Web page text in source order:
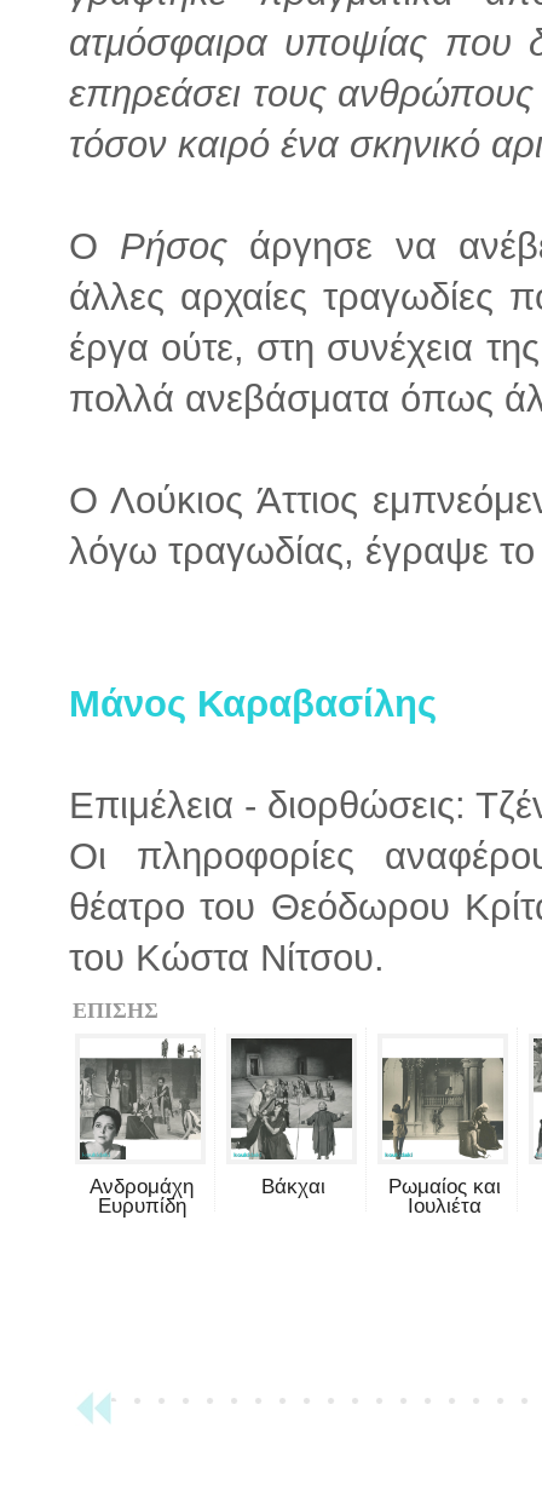
ατμόσφαιρα υποψίας που
επηρεάσει τους
τόσον καιρό ένα σκηνικό
Ο Ρήσος άργησε να
άλλες αρχαίες τραγωδίες
έργα ούτε, στη συνέχεια
πολλά ανεβάσματα όπως
Ο Λούκιος Άττιος
λόγω τραγωδίας, έγραψε
Μάνος Καραβασίλης
Επιμέλεια - διορθώσεις:
Οι πληροφορίες
θέατρο του Θεόδωρου
του Κώστα Νίτσου.
ΕΠΙΣΗΣ
Ανδρομάχη
Ευρυπίδη
Βάκχαι
Ρωμαίος και
Ιουλιέτα